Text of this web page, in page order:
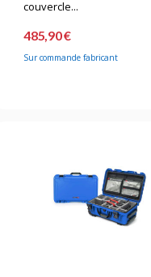
couvercle...
485,90 €
Sur commande fabricant